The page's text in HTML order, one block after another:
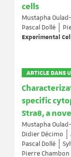
cells
Mustapha
Pascal Dollé
Experimental
ARTICLE DANS
specific
Stra8, a
Mustapha
Didier Décimo
Pascal Dollé
Pierre Chambon